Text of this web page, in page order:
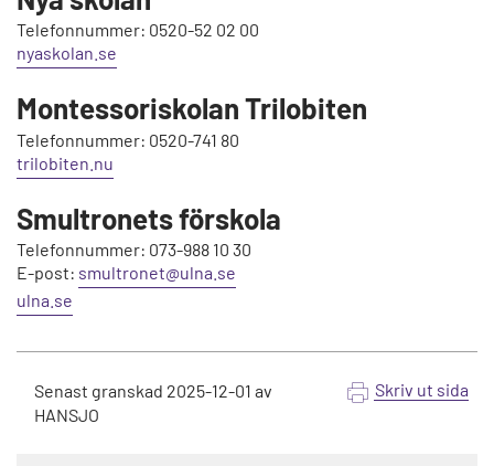
Telefonnummer: 0520-52 02 00
nyaskolan.se
Montessoriskolan Trilobiten
Telefonnummer: 0520-741 80
trilobiten.nu
Smultronets förskola
Telefonnummer: 073-988 10 30
E-post: smultronet@ulna.se
ulna.se
Senast granskad 2025-12-01 av
HANSJO
Skriv ut sida